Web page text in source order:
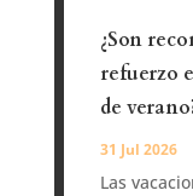
¿Son
refuerzo
de
31 Jul 2026
Las